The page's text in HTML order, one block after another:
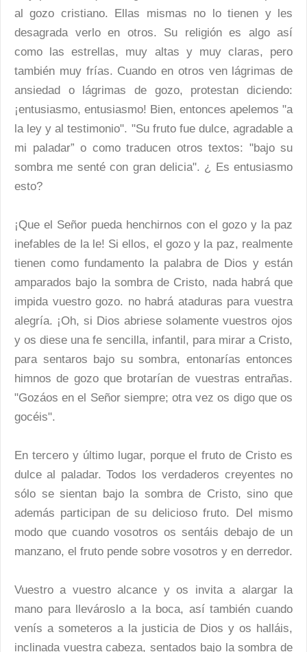
al gozo cristiano. Ellas mismas no lo tienen y les
desagrada verlo en otros. Su religión es algo así
como las estrellas, muy altas y muy claras, pero
también muy frías. Cuando en otros ven lágrimas de
ansiedad o lágrimas de gozo, protestan diciendo:
¡entusiasmo, entusiasmo! Bien, entonces apelemos "a
la ley y al testimonio". "Su fruto fue dulce, agradable a
mi paladar” o como traducen otros textos: "bajo su
sombra me senté con gran delicia". ¿ Es entusiasmo
esto?
¡Que el Señor pueda henchirnos con el gozo y la paz
inefables de la le! Si ellos, el gozo y la paz, realmente
tienen como fundamento la palabra de Dios y están
amparados bajo la sombra de Cristo, nada habrá que
impida vuestro gozo. no habrá ataduras para vuestra
alegría. ¡Oh, si Dios abriese solamente vuestros ojos
y os diese una fe sencilla, infantil, para mirar a Cristo,
para sentaros bajo su sombra, entonarías entonces
himnos de gozo que brotarían de vuestras entrañas.
"Gozáos en el Señor siempre; otra vez os digo que os
gocéis".
En tercero y último lugar, porque el fruto de Cristo es
dulce al paladar. Todos los verdaderos creyentes no
sólo se sientan bajo la sombra de Cristo, sino que
además participan de su delicioso fruto. Del mismo
modo que cuando vosotros os sentáis debajo de un
manzano, el fruto pende sobre vosotros y en derredor.
Vuestro a vuestro alcance y os invita a alargar la
mano para llevároslo a la boca, así también cuando
venís a someteros a la justicia de Dios y os halláis,
inclinada vuestra cabeza, sentados bajo la sombra de